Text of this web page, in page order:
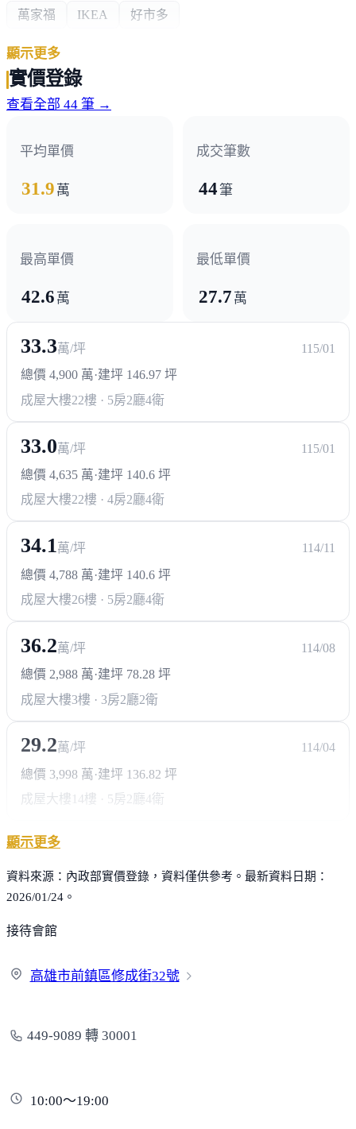
萬家福 IKEA 好市多
熱門商圈
郵局 派出所
顯示更多
實價登錄
查看全部 44 筆 →
平均單價
31.9 萬
成交筆數
44筆
最高單價
42.6 萬
最低單價
27.7 萬
33.3萬/坪
115/01
總價 4,900 萬·建坪 146.97 坪
成屋大樓22樓 · 5房2廳4衛
33.0萬/坪
115/01
總價 4,635 萬·建坪 140.6 坪
成屋大樓22樓 · 4房2廳4衛
34.1萬/坪
114/11
總價 4,788 萬·建坪 140.6 坪
成屋大樓26樓 · 5房2廳4衛
36.2萬/坪
114/08
總價 2,988 萬·建坪 78.28 坪
成屋大樓3樓 · 3房2廳2衛
29.2萬/坪
114/04
總價 3,998 萬 ·建坪 136.82 坪
成屋大樓 14樓 · 5房2廳4衛
顯示更多
資料來源：內政部實價登錄，資料僅供參考。最新資料日期：
2026/01/24。
接待會館
高雄市前鎮區修成街32號
449-9089 轉 30001
10:00～19:00